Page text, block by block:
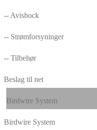
-- Avishock
-- Strømforsyninger
-- Tilbehør
Beslag til net
Birdwire System
Birdwire System